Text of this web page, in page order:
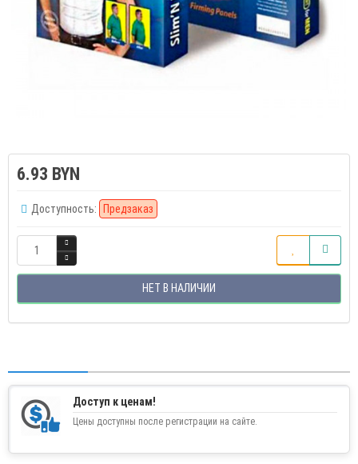
6.93 BYN
Доступность: Предзаказ
НЕТ В НАЛИЧИИ
Доступ к ценам!
Цены доступны после регистрации на сайте.